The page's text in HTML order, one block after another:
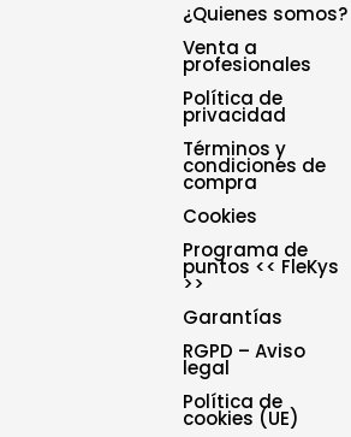
¿Quienes somos?
Venta a
profesionales
Política de
privacidad
Términos y
condiciones de
compra
Cookies
Programa de
puntos << FleKys
>>
Garantías
RGPD – Aviso
legal
Política de
cookies (UE)